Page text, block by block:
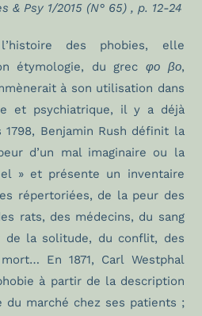
& Psy 1/2015 (N° 65) , p. 12-24
des phobies, elle
étymologie, du grec φο βο,
à son utilisation dans
et psychiatrique, il y a déjà
Benjamin Rush définit la
d’un mal imaginaire ou la
» et présente un inventaire
répertoriées, de la peur des
rats, des médecins, du sang
de la solitude, du conflit, des
En 1871, Carl Westphal
à partir de la description
du marché chez ses patients ;